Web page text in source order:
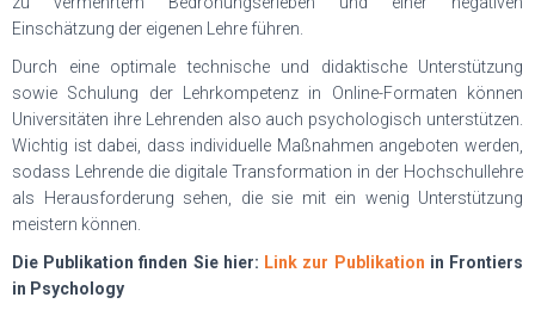
Einschätzung der eigenen Lehre führen.
Durch eine optimale technische und didaktische Unterstützung
sowie Schulung der Lehrkompetenz in Online-Formaten können
Universitäten ihre Lehrenden also auch psychologisch unterstützen.
Wichtig ist dabei, dass individuelle Maßnahmen angeboten werden,
sodass Lehrende die digitale Transformation in der Hochschullehre
als Herausforderung sehen, die sie mit ein wenig Unterstützung
meistern können.
Die Publikation finden Sie hier: Link zur Publikation in Frontiers
in Psychology